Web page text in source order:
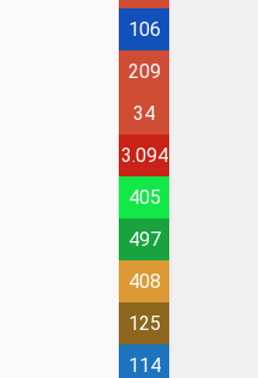
106
209
34
3.094
405
497
408
125
114